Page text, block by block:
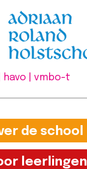
havo | vmbo-t
de school
leerlingen